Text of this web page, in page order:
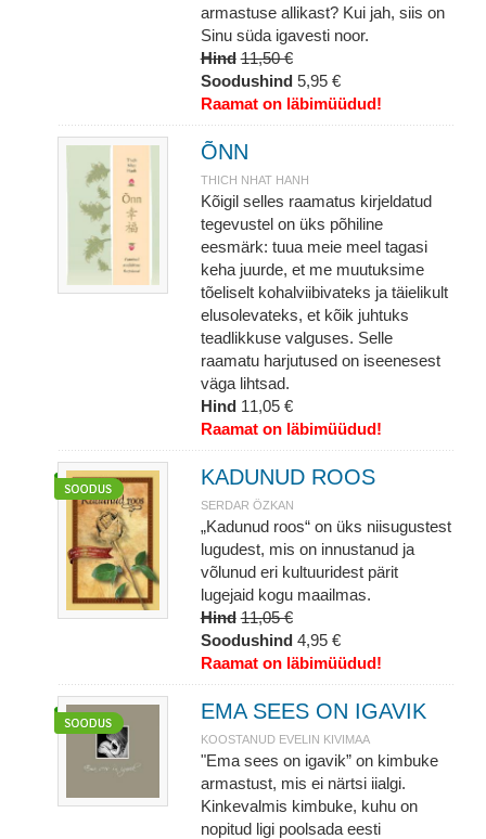
armastuse allikast? Kui jah, siis on
Sinu süda igavesti noor.
Hind 11,50 €
Soodushind 5,95 €
Raamat on läbimüüdud!
ÕNN
THICH NHAT HANH
Kõigil selles raamatus kirjeldatud
tegevustel on üks põhiline
eesmärk: tuua meie meel tagasi
keha juurde, et me muutuksime
tõeliselt kohalviibivateks ja täielikult
elusolevateks, et kõik juhtuks
teadlikkuse valguses. Selle
raamatu harjutused on iseenesest
väga lihtsad.
Hind 11,05 €
Raamat on läbimüüdud!
KADUNUD ROOS
SERDAR ÖZKAN
„Kadunud roos“ on üks niisugustest
lugudest, mis on innustanud ja
võlunud eri kultuuridest pärit
lugejaid kogu maailmas.
Hind 11,05 €
Soodushind 4,95 €
Raamat on läbimüüdud!
EMA SEES ON IGAVIK
KOOSTANUD EVELIN KIVIMAA
"Ema sees on igavik” on kimbuke
armastust, mis ei närtsi iialgi.
Kinkevalmis kimbuke, kuhu on
nopitud ligi poolsada eesti